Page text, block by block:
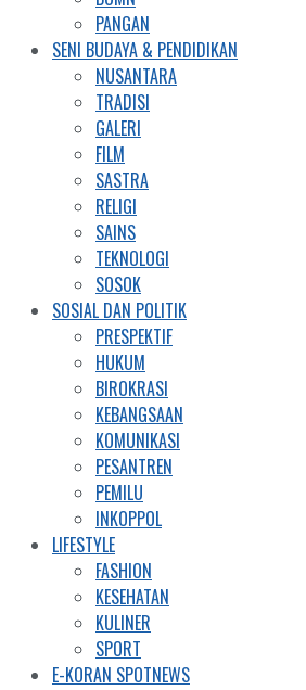
PANGAN
SENI BUDAYA & PENDIDIKAN
NUSANTARA
TRADISI
GALERI
FILM
SASTRA
RELIGI
SAINS
TEKNOLOGI
SOSOK
SOSIAL DAN POLITIK
PRESPEKTIF
HUKUM
BIROKRASI
KEBANGSAAN
KOMUNIKASI
PESANTREN
PEMILU
INKOPPOL
LIFESTYLE
FASHION
KESEHATAN
KULINER
SPORT
E-KORAN SPOTNEWS